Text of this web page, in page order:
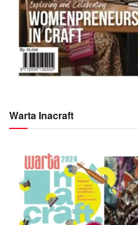
Warta Inacraft